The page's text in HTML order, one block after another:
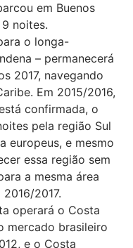
em Buenos
noites.
o longa-
– permanecerá
2017, navegando
Em 2015/2016,
confirmada, o
pela região Sul
europeus, e mesmo
essa região sem
a mesma área
2017.
operará o Costa
mercado brasileiro
e o Costa